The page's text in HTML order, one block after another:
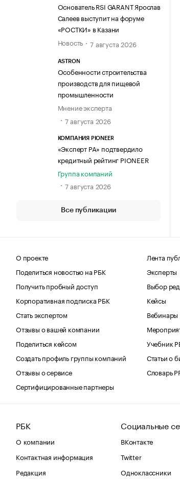
Основатель RSI GARANT Ярослав
Салеев выступит на форуме
«РОСТКИ» в Казани
Новость
7 августа 2026
ASTRON
Особенности строительства
производств для пищевой
промышленности
Мнение эксперта
7 августа 2026
КОМПАНИЯ PIONEER
«Эксперт РА» подтвердило
кредитный рейтинг PIONEER
Группа компаний
7 августа 2026
Все публикации
О проекте
Поделиться новостью на РБК
Получить пробный доступ
Корпоративная подписка РБК
Стать экспертом
Отзывы о вашей компании
Поделиться кейсом
Создать профиль группы компаний
Отзывы о сервисе
Сертифицированные партнеры
Лента
Эксперты
Выбор
Кейсы
Вебинары
Учебник
Статьи о
Словарь
РБК
О компании
Контактная информация
Редакция
Социальные
ВКонтакте
Twitter
Одноклассники